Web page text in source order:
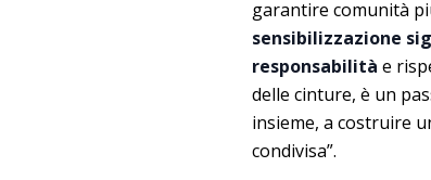
garantire comunità
sensibilizzazione
responsabilità e
delle cinture, è un
insieme, a costruire
condivisa”.